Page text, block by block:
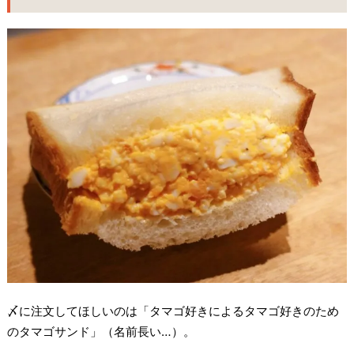
〆に注文してほしいのは「タマゴ好きによるタマゴ好きのため
のタマゴサンド」（名前長い…）。